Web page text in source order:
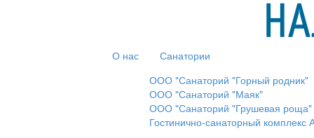
О нас
Санатории
ООО "Санаторий "Горный родник"
ООО "Санаторий "Маяк"
ООО "Санаторий "Грушевая роща"
Гостинично-санаторный комплекс